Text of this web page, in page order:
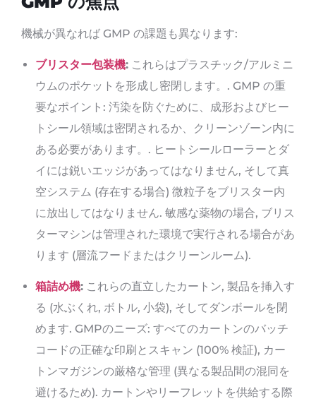
機械が異なれば GMP の課題も異なります:
ブリスター包装機: これらはプラスチック/アルミニ
ウムのポケットを形成し密閉します。. GMP の重
要なポイント: 汚染を防ぐために、成形およびヒー
トシール領域は密閉されるか、クリーンゾーン内に
ある必要があります。. ヒートシールローラーとダ
イには鋭いエッジがあってはなりません, そして真
空システム (存在する場合) 微粒子をブリスター内
に放出してはなりません. 敏感な薬物の場合, ブリス
ターマシンは管理された環境で実行される場合があ
ります (層流フードまたはクリーンルーム).
箱詰め機: これらの直立したカートン, 製品を挿入す
る (水ぶくれ, ボトル, 小袋), そしてダンボールを閉
めます. GMPのニーズ: すべてのカートンのバッチ
コードの正確な印刷とスキャン (100% 検証), カー
トンマガ​​ジンの厳格な管理 (異なる製品間の混同を
避けるため). カートンやリーフレットを供給する際